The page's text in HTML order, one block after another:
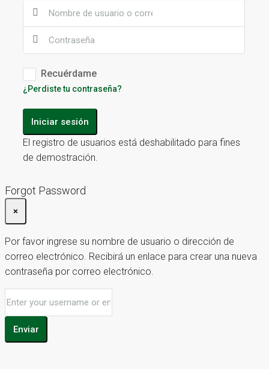
Recuérdame
¿Perdiste tu contraseña?
Iniciar sesión
El registro de usuarios está deshabilitado para fines
de demostración.
Forgot Password
×
Por favor ingrese su nombre de usuario o dirección de
correo electrónico. Recibirá un enlace para crear una nueva
contraseña por correo electrónico.
Enviar